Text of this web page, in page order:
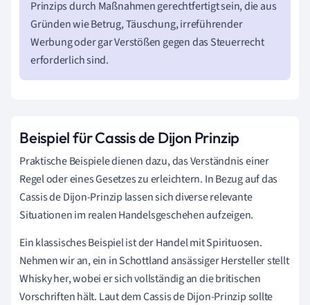
Prinzips durch Maßnahmen gerechtfertigt sein, die aus
Gründen wie Betrug, Täuschung, irreführender
Werbung oder gar Verstößen gegen das Steuerrecht
erforderlich sind.
Beispiel für Cassis de Dijon Prinzip
Praktische Beispiele dienen dazu, das Verständnis einer
Regel oder eines Gesetzes zu erleichtern. In Bezug auf das
Cassis de Dijon-Prinzip lassen sich diverse relevante
Situationen im realen Handelsgeschehen aufzeigen.
Ein klassisches Beispiel ist der Handel mit Spirituosen.
Nehmen wir an, ein in Schottland ansässiger Hersteller stellt
Whisky her, wobei er sich vollständig an die britischen
Vorschriften hält. Laut dem Cassis de Dijon-Prinzip sollte